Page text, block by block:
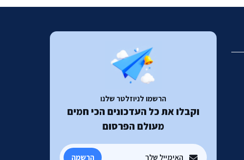
הרשמו לניוזלטר שלנו
וקבלו את כל העדכונים הכי חמים
מעולם הפרסום
הרשמה